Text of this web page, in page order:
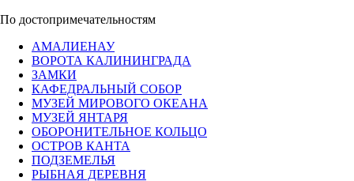
По достопримечательностям
АМАЛИЕНАУ
ВОРОТА КАЛИНИНГРАДА
ЗАМКИ
КАФЕДРАЛЬНЫЙ СОБОР
МУЗЕЙ МИРОВОГО ОКЕАНА
МУЗЕЙ ЯНТАРЯ
ОБОРОНИТЕЛЬНОЕ КОЛЬЦО
ОСТРОВ КАНТА
ПОДЗЕМЕЛЬЯ
РЫБНАЯ ДЕРЕВНЯ